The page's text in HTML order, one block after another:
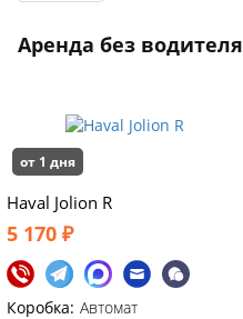
Аренда без водителя
от 1 дня
Haval Jolion R
5 170 ₽
Коробка: Автомат